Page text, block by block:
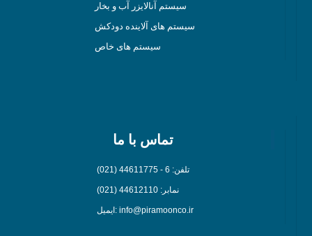
سیستم آنالایزر آب و بخار
سیستم های آلاینده دودکش
سیستم های خاص
تماس با ما
تلفن: 6 - 44611775 (021)
نمابر: 44612110 (021)
ایمیل: info@piramoonco.ir